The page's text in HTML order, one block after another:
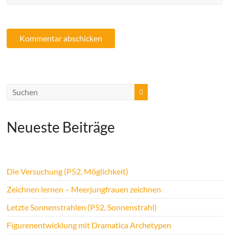
Neueste Beiträge
Die Versuchung (P52, Möglichkeit)
Zeichnen lernen – Meerjungfrauen zeichnen
Letzte Sonnenstrahlen (P52, Sonnenstrahl)
Figurenentwicklung mit Dramatica Archetypen